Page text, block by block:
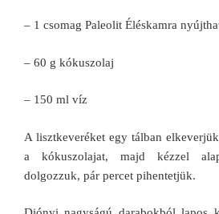
– 1 csomag Paleolit Éléskamra
– 60 g kókuszolaj
– 150 ml víz
A lisztkeveréket egy tálban
a kókuszolajat, majd kézzel
dolgozzuk, pár percet pihentetjük.